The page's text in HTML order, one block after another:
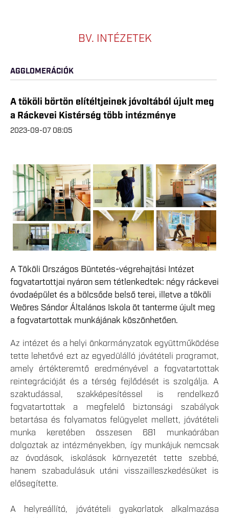
BV. INTÉZETEK
AGGLOMERÁCIÓK
A tököli börtön elítéltjeinek jóvoltából újult meg
a Ráckevei Kistérség több intézménye
2023-09-07 08:05
A Tököli Országos Büntetés-végrehajtási Intézet
fogvatartottjai nyáron sem tétlenkedtek: négy ráckevei
óvodaépület és a bölcsőde belső terei, illetve a tököli
Weöres Sándor Általános Iskola öt tanterme újult meg
a fogvatartottak munkájának köszönhetően.
Az intézet és a helyi önkormányzatok együttműködése
tette lehetővé ezt az egyedülálló jóvátételi programot,
amely értékteremtő eredményével a fogvatartottak
reintegrációját és a térség fejlődését is szolgálja. A
szaktudással, szakképesítéssel is rendelkező
fogvatartottak a megfelelő biztonsági szabályok
betartása és folyamatos felügyelet mellett, jóvátételi
munka keretében összesen 681 munkaórában
dolgoztak az intézményekben, így munkájuk nemcsak
az óvodások, iskolások környezetét tette szebbé,
hanem szabadulásuk utáni visszailleszkedésüket is
elősegítette.
A helyreállító, jóvátételi gyakorlatok alkalmazása